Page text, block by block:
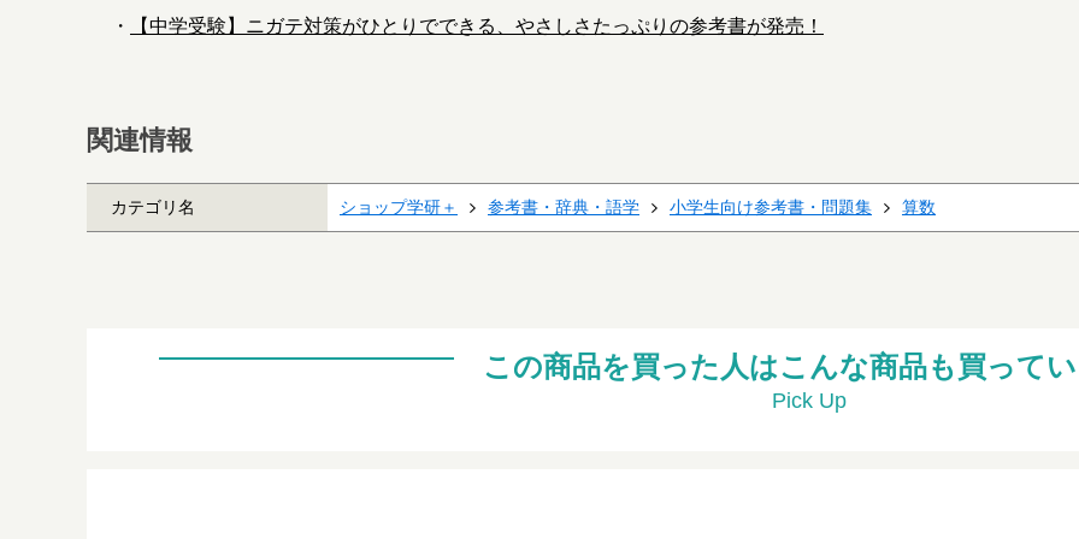
・ 【中学受験】ニガテ対策がひとりでできる、やさしさたっぷりの参考書が発売！
関連情報
カテゴリ名 ショップ学研＋ 参考書・辞典・語学 小学生向け参考書・問題集 算数
この商品を買った人はこんな商品も買って
Pick Up